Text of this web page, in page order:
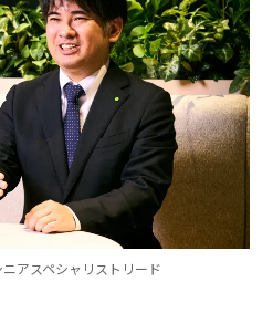
アスペシャリストリード